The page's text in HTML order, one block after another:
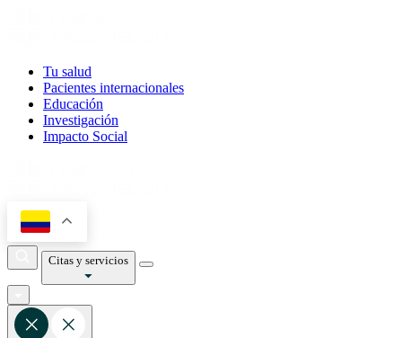
Tu salud
Pacientes internacionales
Educación
Investigación
Impacto Social
Citas y servicios